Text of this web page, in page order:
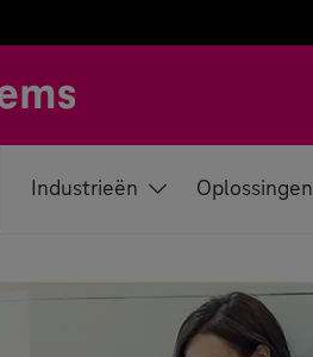
Industrieën Oplossingen